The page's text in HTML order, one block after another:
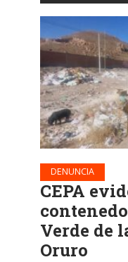
DENUNCIA
CEPA
Verde de
Oruro